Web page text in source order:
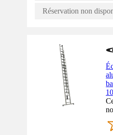
Réservation non